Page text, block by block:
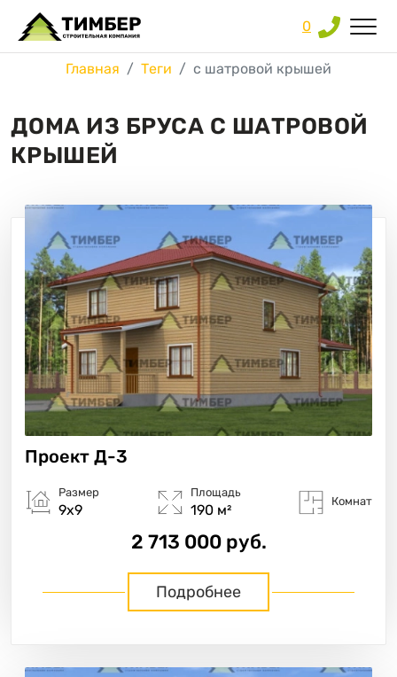
0
Главная Теги с шатровой крышей
ДОМА ИЗ БРУСА С ШАТРОВОЙ
КРЫШЕЙ
Проект Д-3
Размер
9х9
Площадь
190 м²
Комнат
2 713 000 руб.
Подробнее